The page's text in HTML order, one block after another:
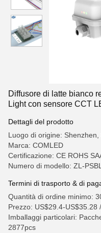
Diffusore di latte bianco
Light con sensore CCT
Dettagli del prodotto
Luogo di origine: Shenzhen,
Marca: COMLED
Certificazione: CE ROHS
Numero di modello: ZL-
Termini di trasporto & di
Quantità di ordine minimo:
Prezzo: US$29.4-US$35.28
Imballaggi particolari:
2877pcs